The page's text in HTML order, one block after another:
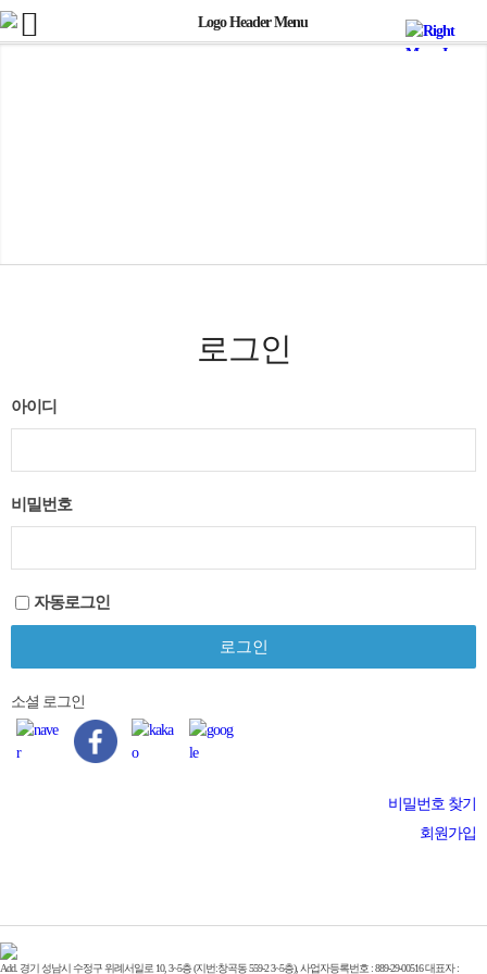
로그인
아이디
비밀번호
자동로그인
소셜 로그인
비밀번호 찾기
회원가입
Add. 경기 성남시 수정구 위례서일로 10, 3~5층 (지번:창곡동 559-2 3~5층), 사업자등록번호 : 889-29-00516 대표자 :